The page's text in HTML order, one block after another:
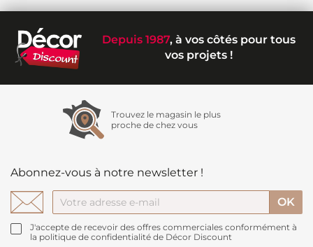
Depuis 1987, à vos côtés pour tous
vos projets !
Trouvez le magasin le plus
proche de chez vous
Abonnez-vous à notre newsletter !
J'accepte de recevoir des offres commerciales conformément à
la politique de confidentialité de Décor Discount